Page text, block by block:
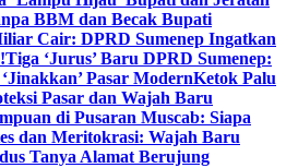
BBM dan Becak Bupati
Cair: DPRD Sumenep Ingatkan
Tiga ‘Jurus’ Baru DPRD Sumenep:
Pasar ModernKetok Palu
Pasar dan Wajah Baru
di Pusaran Muscab: Siapa
dan Meritokrasi: Wajah Baru
Tanya Alamat Berujung